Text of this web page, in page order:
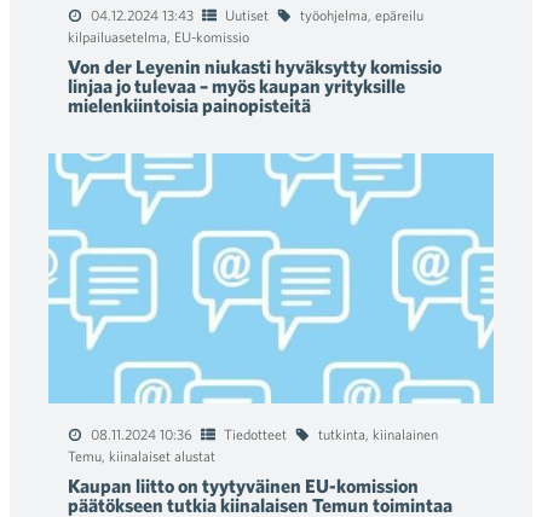
04.12.2024 13:43 Uutiset työohjelma, epäreilu
kilpailuasetelma, EU-komissio
Von der Leyenin niukasti hyväksytty komissio
linjaa jo tulevaa – myös kaupan yrityksille
mielenkiintoisia painopisteitä
08.11.2024 10:36 Tiedotteet tutkinta, kiinalainen
Temu, kiinalaiset alustat
Kaupan liitto on tyytyväinen EU-komission
päätökseen tutkia kiinalaisen Temun toimintaa